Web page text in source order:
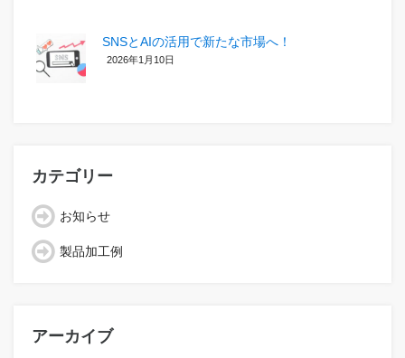
SNSとAIの活用で新たな市場へ！
2026年1月10日
カテゴリー
お知らせ
製品加工例
アーカイブ